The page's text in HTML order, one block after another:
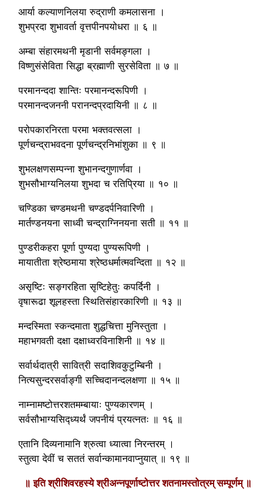
आर्या कल्याणनिलया रुद्राणी कमलासना ।
शुभप्रदा शुभावर्ता वृत्तपीनपयोधरा ॥ ६ ॥
अम्बा संहारमथनी मृडानी सर्वमङ्गला ।
विष्णुसंसेविता सिद्धा ब्रह्माणी सुरसेविता ॥ ७ ॥
परमानन्ददा शान्तिः परमानन्दरूपिणी ।
परमानन्दजननी परानन्दप्रदायिनी ॥ ८ ॥
परोपकारनिरता परमा भक्तवत्सला ।
पूर्णचन्द्राभवदना पूर्णचन्द्रनिभांशुका ॥ ९ ॥
शुभलक्षणसम्पन्ना शुभानन्दगुणार्णवा ।
शुभसौभाग्यनिलया शुभदा च रतिप्रिया ॥ १० ॥
चण्डिका चण्डमथनी चण्डदर्पनिवारिणी ।
मार्तण्डनयना साध्वी चन्द्राग्निनयना सती ॥ ११ ॥
पुण्डरीकहरा पूर्णा पुण्यदा पुण्यरूपिणी ।
मायातीता श्रेष्ठमाया श्रेष्ठधर्मात्मवन्दिता ॥ १२ ॥
असृष्टिः सङ्गरहिता सृष्टिहेतुः कपर्दिनी ।
वृषारूढा शूलहस्ता स्थितिसंहारकारिणी ॥ १३ ॥
मन्दस्मिता स्कन्दमाता शुद्धचित्ता मुनिस्तुता ।
महाभगवती दक्षा दक्षाध्वरविनाशिनी ॥ १४ ॥
सर्वार्थदात्री सावित्री सदाशिवकुटुम्बिनी ।
नित्यसुन्दरसर्वाङ्गी सच्चिदानन्दलक्षणा ॥ १५ ॥
नाम्नामष्टोत्तरशतमम्बायाः पुण्यकारणम् ।
सर्वसौभाग्यसिद्ध्यर्थं जपनीयं प्रयत्नतः ॥ १६ ॥
एतानि दिव्यनामानि श्रुत्वा ध्यात्वा निरन्तरम् ।
स्तुत्वा देवीं च सततं सर्वान्कामानवाप्नुयात् ॥ १९ ॥
॥ इति श्रीशिवरहस्ये श्रीअन्नपूर्णाष्टोत्तर शतनामस्तोत्रम् सम्पूर्णम् ॥